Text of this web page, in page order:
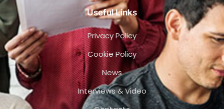
Useful Links
Privacy Policy
Cookie Policy
News
Interviews & Video